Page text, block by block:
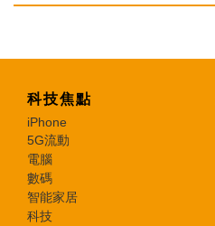
科技焦點
iPhone
5G流動
電腦
數碼
智能家居
科技